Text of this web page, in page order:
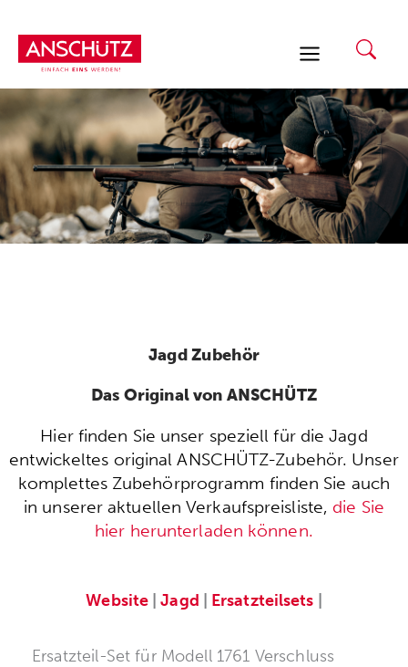
Inhalt
springen
Jagd Zubehör
Das Original von ANSCHÜTZ
Hier finden Sie unser speziell für die Jagd
entwickeltes original ANSCHÜTZ-Zubehör. Unser
komplettes Zubehörprogramm finden Sie auch
in unserer aktuellen Verkaufspreisliste, die Sie
hier herunterladen können.
Website |Jagd Ersatzteilsets
Ersatzteil-Set für Modell 1761 Verschluss